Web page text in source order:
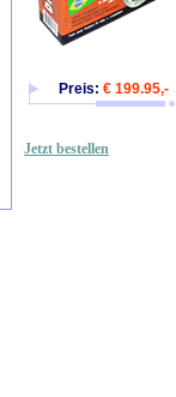
Preis: € 199.95,-
Jetzt bestellen